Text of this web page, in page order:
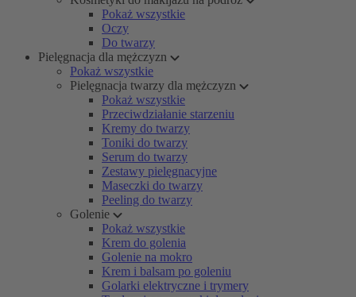
Pokaż wszystkie
Oczy
Do twarzy
Pielęgnacja dla mężczyzn
Pokaż wszystkie
Pielęgnacja twarzy dla mężczyzn
Pokaż wszystkie
Przeciwdziałanie starzeniu
Kremy do twarzy
Toniki do twarzy
Serum do twarzy
Zestawy pielęgnacyjne
Maseczki do twarzy
Peeling do twarzy
Golenie
Pokaż wszystkie
Krem do golenia
Golenie na mokro
Krem i balsam po goleniu
Golarki elektryczne i trymery